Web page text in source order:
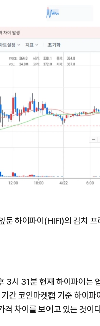
둔 하이파이(HIFI)의 김치
3시 31분 현재 하이파이는
간 코인마켓캡 기준 하이
격 차이를 보이고 있는 것이